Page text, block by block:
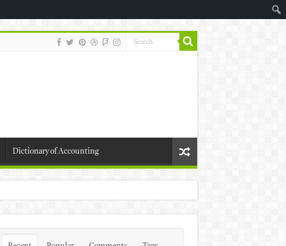
Dictionary of Accounting